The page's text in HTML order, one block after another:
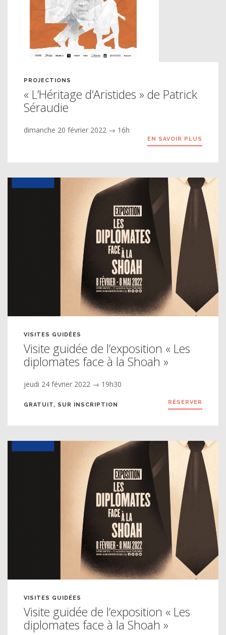
PROJECTIONS
« L’Héritage d’Aristides » de Patrick
Séraudie
dimanche 20 février 2022 → 16h
EN SAVOIR PLUS
VISITES GUIDÉES
Visite guidée de l’exposition « Les
diplomates face à la Shoah »
jeudi 24 février 2022 → 19h30
GRATUIT, SUR INSCRIPTION RÉSERVER
VISITES GUIDÉES
Visite guidée de l’exposition « Les
diplomates face à la Shoah »